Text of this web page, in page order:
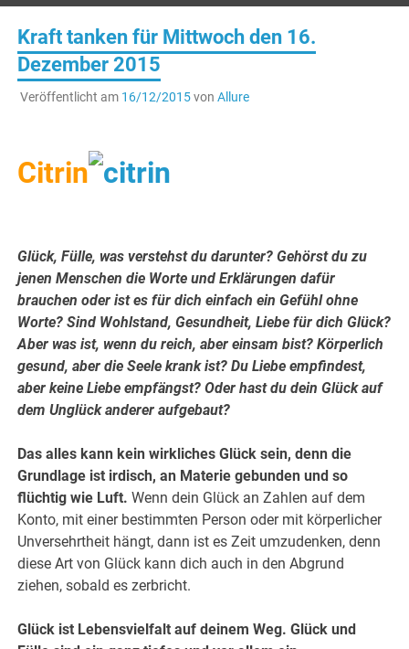
Kraft tanken für Mittwoch den 16.
Dezember 2015
Veröffentlicht am 16/12/2015von Allure
Citrin
Glück, Fülle, was verstehst du darunter? Gehörst du zu
jenen Menschen die Worte und Erklärungen dafür
brauchen oder ist es für dich einfach ein Gefühl ohne
Worte? Sind Wohlstand, Gesundheit, Liebe für dich Glück?
Aber was ist, wenn du reich, aber einsam bist? Körperlich
gesund, aber die Seele krank ist? Du Liebe empfindest,
aber keine Liebe empfängst? Oder hast du dein Glück auf
dem Unglück anderer aufgebaut?
Das alles kann kein wirkliches Glück sein, denn die
Grundlage ist irdisch, an Materie gebunden und so
flüchtig wie Luft. Wenn dein Glück an Zahlen auf dem
Konto, mit einer bestimmten Person oder mit körperlicher
Unversehrtheit hängt, dann ist es Zeit umzudenken, denn
diese Art von Glück kann dich auch in den Abgrund
ziehen, sobald es zerbricht.
Glück ist Lebensvielfalt auf deinem Weg. Glück und